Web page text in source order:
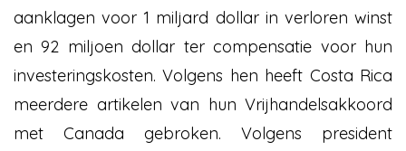
aanklagen voor 1 miljard dollar in verloren winst
en 92 miljoen dollar ter compensatie voor hun
investeringskosten. Volgens hen heeft Costa Rica
meerdere artikelen van hun Vrijhandelsakkoord
met Canada gebroken. Volgens president